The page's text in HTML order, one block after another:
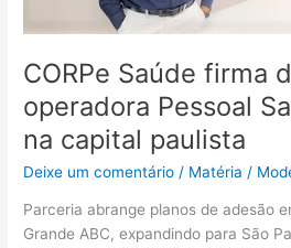
CORPe Saúde firma
operadora Pessoal
na capital paulista
Deixe um comentário / Matéria /
Parceria abrange planos de adesão
Grande ABC, expandindo para São
e
na
capital
paulista